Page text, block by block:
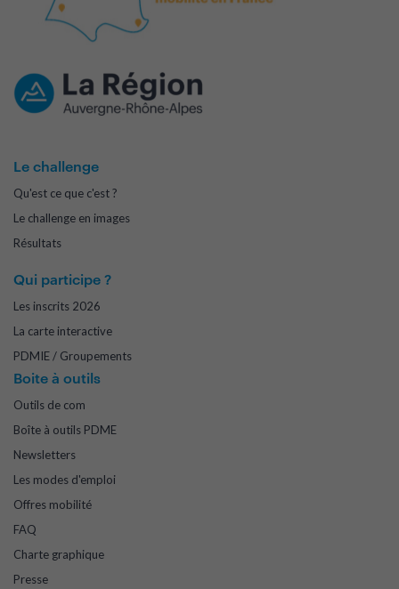
Le challenge
Qu'est ce que c'est ?
Le challenge en images
Résultats
Qui participe ?
Les inscrits 2026
La carte interactive
PDMIE / Groupements
Boite à outils
Outils de com
Boîte à outils PDME
Newsletters
Les modes d'emploi
Offres mobilité
FAQ
Charte graphique
Presse